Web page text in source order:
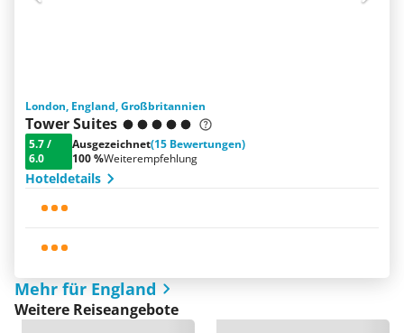
London, England, Großbritannien
Tower Suites
5.7/
6.0
Ausgezeichnet(15 Bewertungen)
100 %Weiterempfehlung
Hoteldetails
Mehr für England
Weitere Reiseangebote